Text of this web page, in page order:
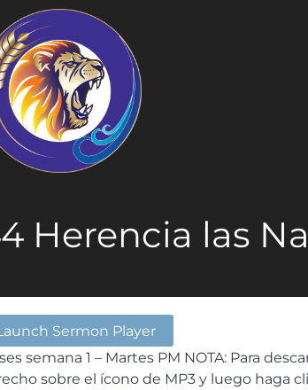
Herencia las
Sermon Player
semana 1 – Martes PM NOTA: Para
sobre el ícono de MP3 y luego haga